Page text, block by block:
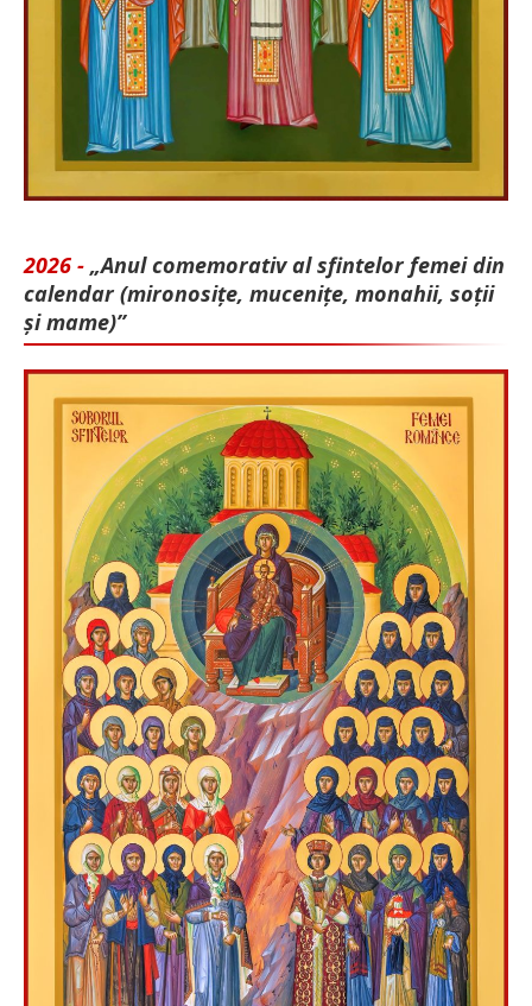
2026 - „Anul comemorativ al sfintelor femei din
calendar (mironosițe, mu­cenițe, monahii, soții
și mame)”